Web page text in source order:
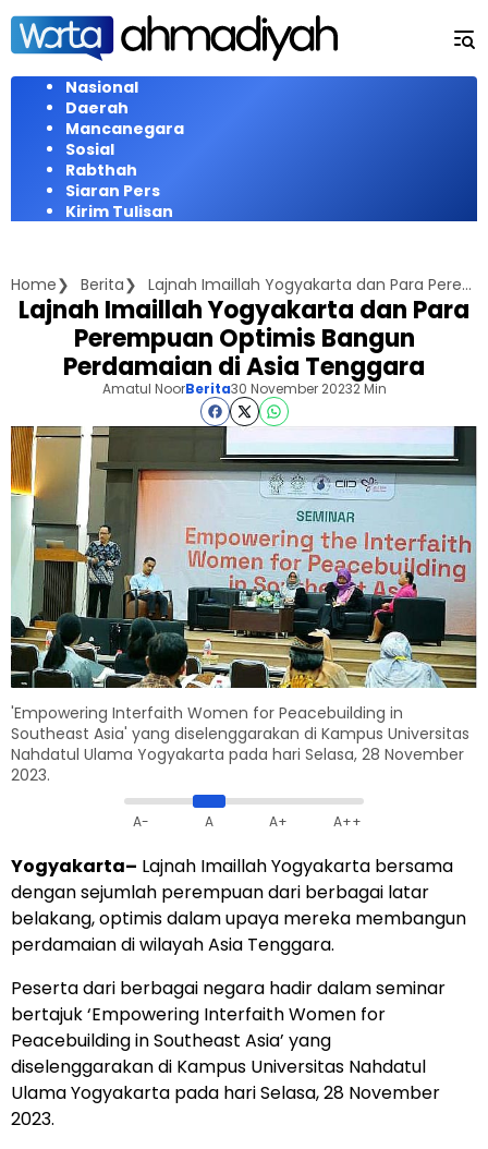
Langsung
konten
Nasional
Daerah
Mancanegara
Sosial
Rabthah
Siaran Pers
Kirim Tulisan
Home Berita Lajnah Imaillah Yogyakarta dan Para Perempuan Optimis Bangun Perdamaian di Asia Tenggara
Lajnah Imaillah Yogyakarta dan Para
Perempuan Optimis Bangun
Perdamaian di Asia Tenggara
Amatul NoorBerita30 November 20232 Min
'Empowering Interfaith Women for Peacebuilding in
Southeast Asia' yang diselenggarakan di Kampus Universitas
Nahdatul Ulama Yogyakarta pada hari Selasa, 28 November
2023.
A- A A+ A++
Yogyakarta– Lajnah Imaillah Yogyakarta bersama
dengan sejumlah perempuan dari berbagai latar
belakang, optimis dalam upaya mereka membangun
perdamaian di wilayah Asia Tenggara.
Peserta dari berbagai negara hadir dalam seminar
bertajuk ‘Empowering Interfaith Women for
Peacebuilding in Southeast Asia’ yang
diselenggarakan di Kampus Universitas Nahdatul
Ulama Yogyakarta pada hari Selasa, 28 November
2023.